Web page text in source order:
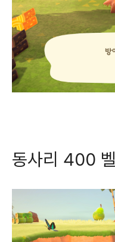
동사리 400 벨